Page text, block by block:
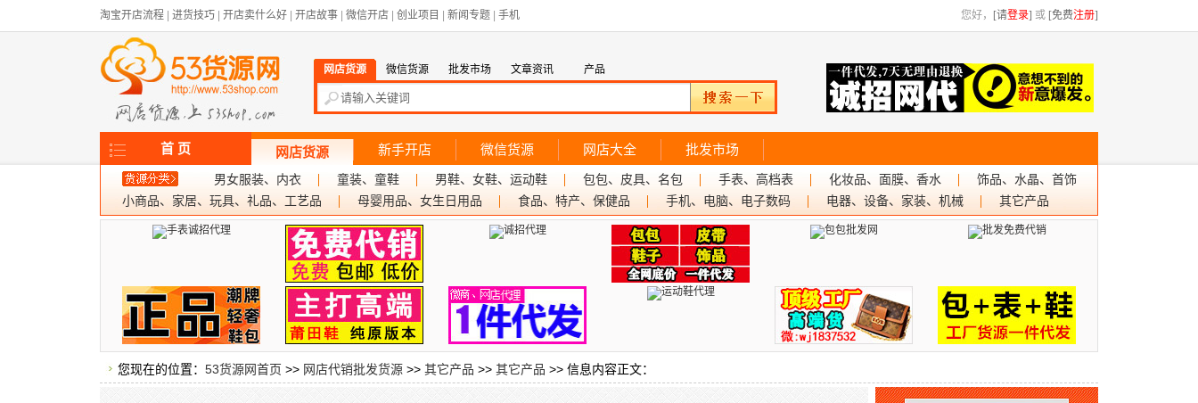
淘宝开店流程 进货技巧 开店卖什么好 开店故事 微信开店 创业项目 新闻专题 手机 您好， [请登录] 或 [免费注册]
网店货源 微信货源 批发市场 文章资讯 产品
首 页 网店货源 新手开店 微信货源 网店大全 批发市场
男女服装、内衣 童装、童鞋 男鞋、女鞋、运动鞋 包包、皮具、名包 手表、高档表 化妆品、面膜、香水
饰品、水晶、首饰
小商品、家居、玩具、礼品、工艺品
母婴用品、女生日用品 食品、特产、保健品 手机、电脑、电子数码 电器、设备、家装、机械 其它产品
您现在的位置： 53货源网首页 >> 网店代销批发货源 >> 其它产品 >> 其它产品 >> 信息内容正文：